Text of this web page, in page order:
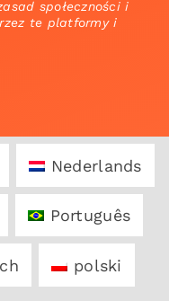
społeczności i
te platformy i
Nederlands
Português
polski